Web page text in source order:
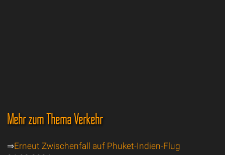
Mehr zum Thema Verkehr
⇒Erneut Zwischenfall auf Phuket-Indien-Flug